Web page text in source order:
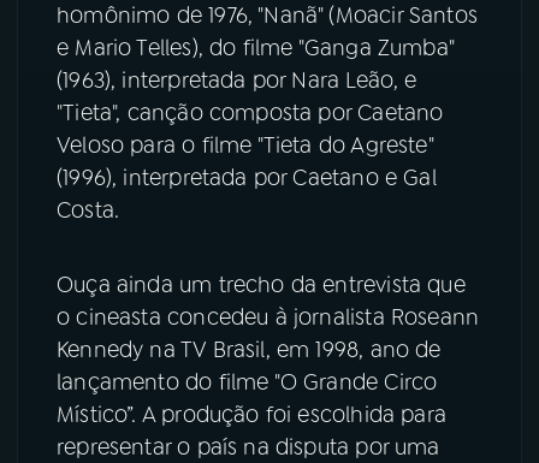
homônimo de 1976, "Nanã" (Moacir Santos
e Mario Telles), do filme "Ganga Zumba"
(1963), interpretada por Nara Leão, e
"Tieta", canção composta por Caetano
Veloso para o filme "Tieta do Agreste"
(1996), interpretada por Caetano e Gal
Costa.
Ouça ainda um trecho da entrevista que
o cineasta concedeu à jornalista Roseann
Kennedy na TV Brasil, em 1998, ano de
lançamento do filme "O Grande Circo
Místico”. A produção foi escolhida para
representar o país na disputa por uma